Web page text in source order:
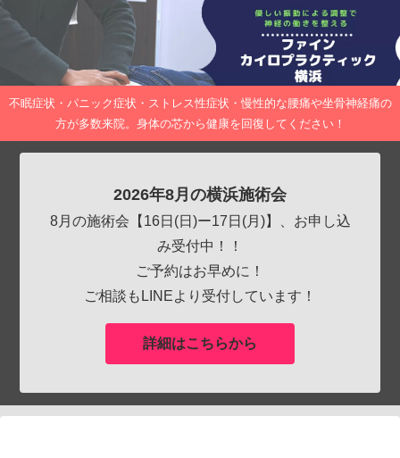
不眠症状・パニック症状・ストレス性症状・慢性的な腰痛や坐骨神経痛の
方が多数来院。身体の芯から健康を回復してください！
2026年8月の横浜施術会
8月の施術会【16日(日)ー17日(月)】、お申し込
み受付中！！
ご予約はお早めに！
ご相談もLINEより受付しています！
詳細はこちらから